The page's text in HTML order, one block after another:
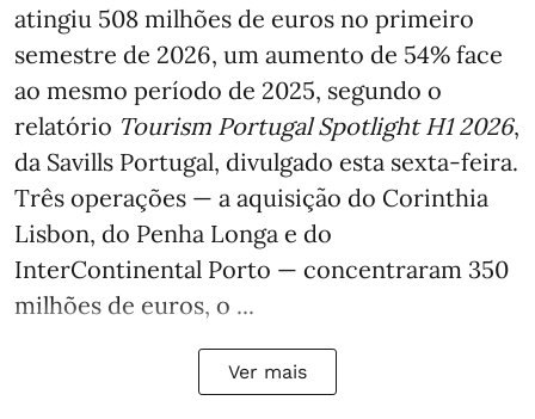
atingiu 508 milhões de euros no primeiro
semestre de 2026, um aumento de 54% face
ao mesmo período de 2025, segundo o
relatório Tourism Portugal Spotlight H1 2026,
da Savills Portugal, divulgado esta sexta-feira.
Três operações — a aquisição do Corinthia
Lisbon, do Penha Longa e do
InterContinental Porto — concentraram 350
milhões de euros, o ...
Ver mais